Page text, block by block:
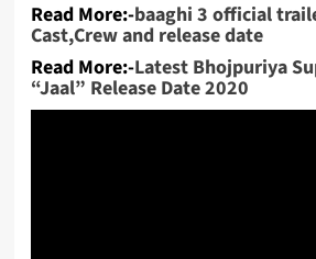
Read More:-baaghi 3 official
Cast,Crew and release date
Read More:-Latest Bhojpuriya
“Jaal” Release Date 2020